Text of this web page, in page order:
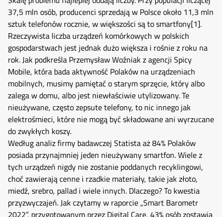
37,5 mln osób, producenci sprzedają w Polsce około 11,3 mln
sztuk telefonów rocznie, w większości są to smartfony[1].
Rzeczywista liczba urządzeń komórkowych w polskich
gospodarstwach jest jednak dużo większa i rośnie z roku na
rok. Jak podkreśla Przemysław Woźniak z agencji Spicy
Mobile, która bada aktywność Polaków na urządzeniach
mobilnych, musimy pamiętać o starym sprzęcie, który albo
zalega w domu, albo jest niewłaściwie utylizowany. Te
nieużywane, często zepsute telefony, to nic innego jak
elektrośmieci, które nie mogą być składowane ani wyrzucane
do zwykłych koszy.
Według analiz firmy badawczej Statista aż 84% Polaków
posiada przynajmniej jeden nieużywany smartfon. Wiele z
tych urządzeń nigdy nie zostanie poddanych recyklingowi,
choć zawierają cenne i rzadkie materiały, takie jak złoto,
miedź, srebro, pallad i wiele innych. Dlaczego? To kwestia
przyzwyczajeń. Jak czytamy w raporcie „Smart Barometr